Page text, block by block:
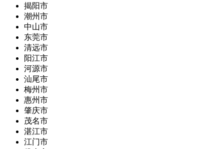
揭阳市
潮州市
中山市
东莞市
清远市
阳江市
河源市
汕尾市
梅州市
惠州市
肇庆市
茂名市
湛江市
江门市